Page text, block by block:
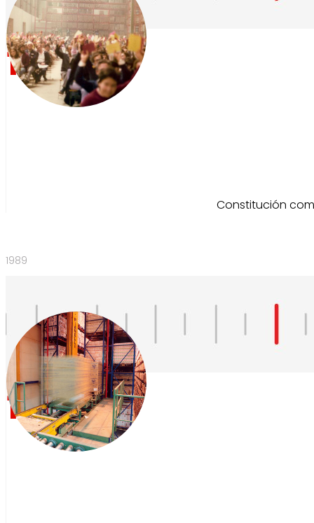
1983
Constitución
1989
1989